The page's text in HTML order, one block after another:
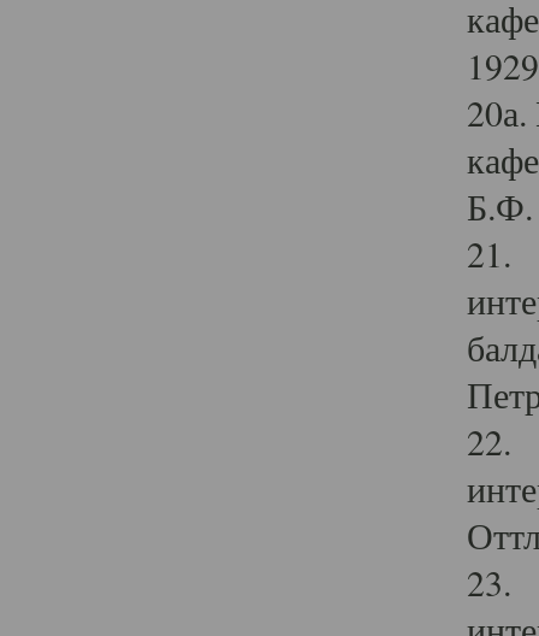
Б.Ф.
21.
22.
23.